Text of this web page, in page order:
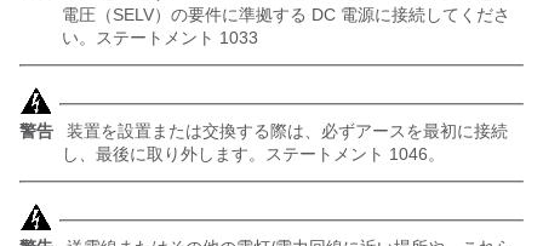
電圧（SELV）の要件に準拠する DC 電源に接続してくださ
い。ステートメント 1033
警告
装置を設置または交換する際は、必ずアースを最初に接続
し、最後に取り外します。ステートメント 1046。